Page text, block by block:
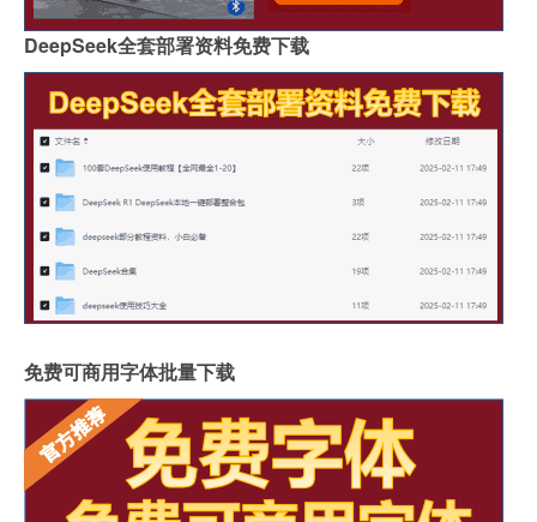
DeepSeek全套部署资料免费下载
免费可商用字体批量下载